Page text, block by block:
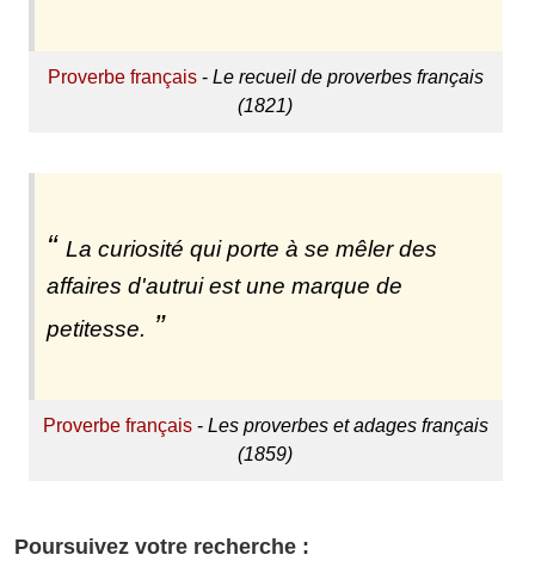
Proverbe français- Le recueil de proverbes français
(1821)
La curiosité qui porte à se mêler des
affaires d'autrui est une marque de
petitesse.
Proverbe français- Les proverbes et adages français
(1859)
Poursuivez votre recherche :